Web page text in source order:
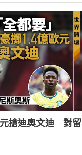
元搶迪奧文迪 對留